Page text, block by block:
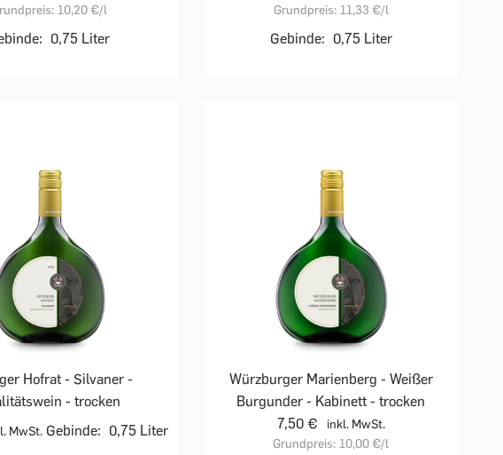
10,20 €/l
0,75 Liter
Grundpreis: 11,33 €/l
Gebinde: 0,75 Liter
Hofrat - Silvaner -
- trocken
MwSt. Gebinde: 0,75 Liter
Würzburger Marienberg - Weißer
Burgunder - Kabinett - trocken
7,50 €
inkl. MwSt.
Grundpreis: 10,00 €/l